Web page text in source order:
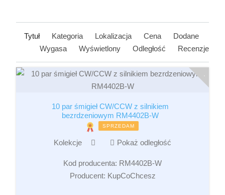
Tytuł Kategoria Lokalizacja Cena
Dodane
Wygasa
Wyświetlony Odległość Recenzje
10 par śmigieł CW/CCW z silnikiem
bezrdzeniowym RM4402B-W
SPRZEDAM
Kolekcje Pokaż odległość
Kod producenta: RM4402B-W
Producent: KupCoChcesz